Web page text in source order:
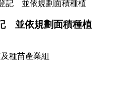
記 並依規劃面積種植
並依規劃面積種植
種苗產業組